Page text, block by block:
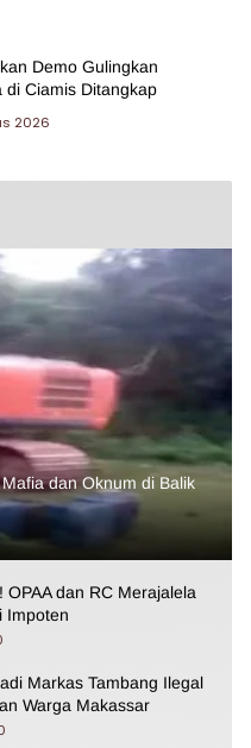
Demo Gulingkan
di Ciamis Ditangkap
2026
dan Oknum di Balik
dan RC Merajalela
Impoten
Markas Tambang Ilegal
Warga Makassar